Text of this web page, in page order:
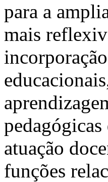
para a
mais
atuação
funções